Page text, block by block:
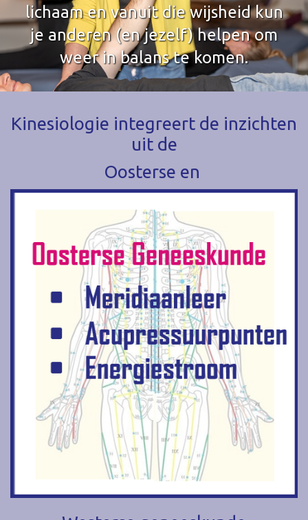
lichaam en vanuit die wijsheid kun
je anderen (en jezelf) helpen om
weer in balans te komen.
Kinesiologie integreert de inzichten
uit de
Oosterse en